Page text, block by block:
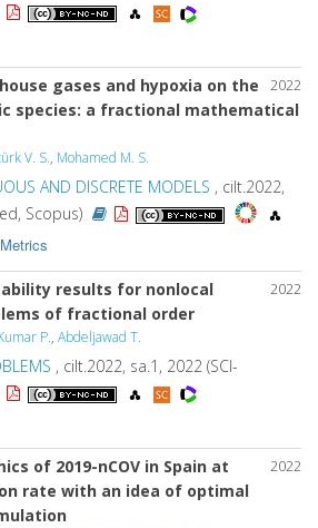
2022
gases and hypoxia on the
species: a fractional mathematical
V. S., Mohamed M. S.
AND DISCRETE MODELS , cilt.2022,
Scopus)
2022
results for nonlocal
of fractional order
P., Abdeljawad T.
, cilt.2022, sa.1, 2022 (SCI-
2022
of 2019-nCOV in Spain at
rate with an idea of optimal